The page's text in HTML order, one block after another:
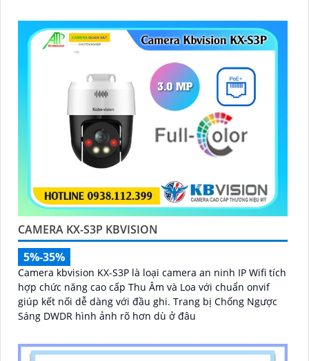
CAMERA KX-S3P KBVISION
5%-35%
Camera kbvision KX-S3P là loại camera an ninh IP Wifi tích
hợp chức năng cao cấp Thu Âm và Loa với chuẩn onvif
giúp kết nối dễ dàng với đầu ghi. Trang bị Chống Ngược
Sáng DWDR hình ảnh rõ hơn dù ở đâu